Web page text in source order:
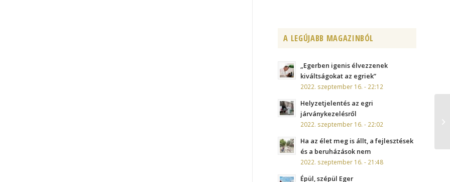
A LEGÚJABB MAGAZINBÓL
„Egerben igenis élvezzenek
kiváltságokat az egriek”
2022. szeptember 16. - 22:12
Helyzetjelentés az egri
járványkezelésről
2022. szeptember 16. - 22:02
Ha az élet meg is állt, a fejlesztések
és a beruházások nem
2022. szeptember 16. - 21:48
Épül, szépül Eger